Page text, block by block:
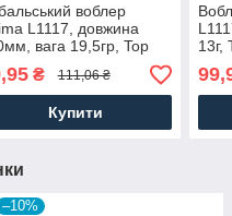
воблер
L1117, довжина
вага 19,5гр, Top
колір 06
₴ 111,06 ₴
Купити
13г,
–10%